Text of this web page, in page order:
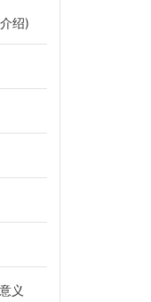
绍)
义